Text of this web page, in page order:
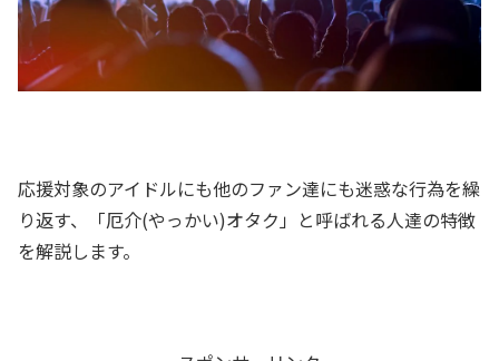
応援対象のアイドルにも他のファン達にも迷惑な行為を繰
り返す、「厄介(やっかい)オタク」と呼ばれる人達の特徴
を解説します。